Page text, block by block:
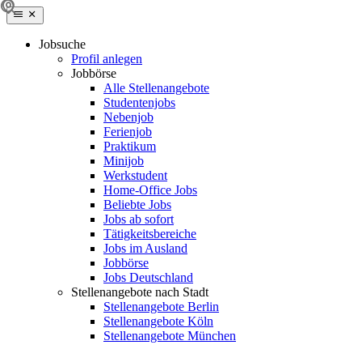
Jobsuche
Profil anlegen
Jobbörse
Alle Stellenangebote
Studentenjobs
Nebenjob
Ferienjob
Praktikum
Minijob
Werkstudent
Home-Office Jobs
Beliebte Jobs
Jobs ab sofort
Tätigkeitsbereiche
Jobs im Ausland
Jobbörse
Jobs Deutschland
Stellenangebote nach Stadt
Stellenangebote Berlin
Stellenangebote Köln
Stellenangebote München